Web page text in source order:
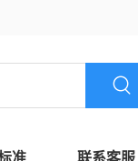
准 联系客服